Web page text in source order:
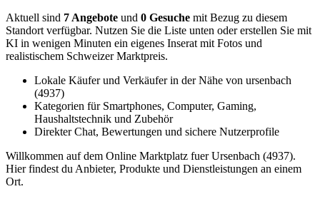
Aktuell sind 7 Angebote und 0 Gesuche mit Bezug zu diesem
Standort verfügbar. Nutzen Sie die Liste unten oder erstellen Sie mit
KI in wenigen Minuten ein eigenes Inserat mit Fotos und
realistischem Schweizer Marktpreis.
Lokale Käufer und Verkäufer in der Nähe von ursenbach
(4937)
Kategorien für Smartphones, Computer, Gaming,
Haushaltstechnik und Zubehör
Direkter Chat, Bewertungen und sichere Nutzerprofile
Willkommen auf dem Online Marktplatz fuer Ursenbach (4937).
Hier findest du Anbieter, Produkte und Dienstleistungen an einem
Ort.